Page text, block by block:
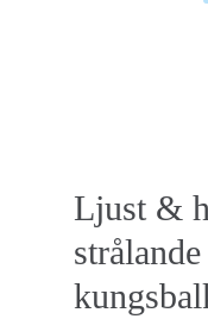
Ljust &